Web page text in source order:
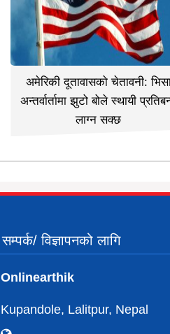
अमेरिकी दूतावासको चेतावनी:
अन्तर्वार्तामा झुटो बोले स्थायी
लाग्न सक्छ
सम्पर्क/ विज्ञापनको लागि
Onlinearthik
Kupandole, Lalitpur, Nepal